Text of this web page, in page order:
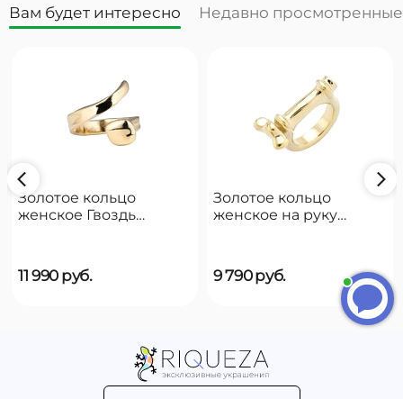
Вам будет интересно Недавно просмотренные
Золотое кольцо
женское Гвоздь
11 990 руб.
Золотое кольцо
женское на руку
9 790руб.
Введите сообщение
Приветствуем вас на нашем